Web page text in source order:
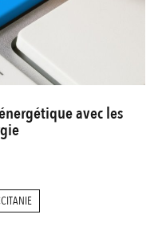
avec les